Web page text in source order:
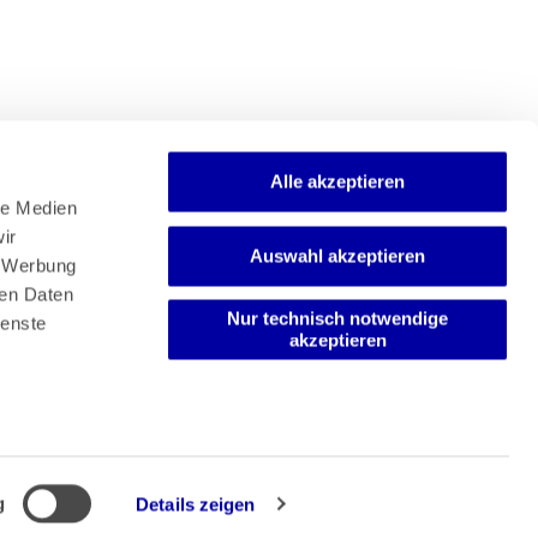
Medien
Daten
Details zeigen
Alle akzeptieren
Auswahl akzeptieren
Nur technisch notwendige
akzeptieren
Newsletter
Mediadaten
Media-Center